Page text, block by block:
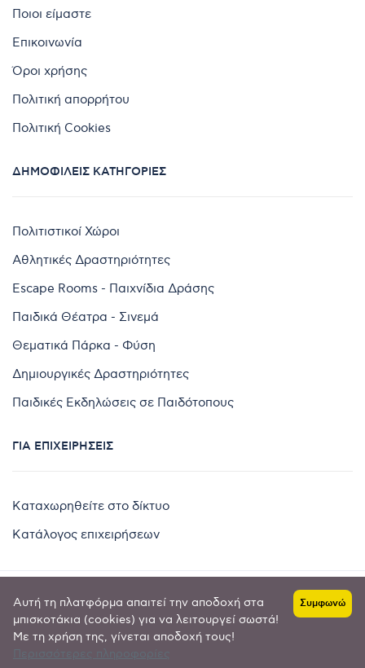
Ποιοι είμαστε
Επικοινωνία
Όροι χρήσης
Πολιτική απορρήτου
Πολιτική Cookies
ΔΗΜΟΦΙΛΕΊΣ ΚΑΤΗΓΟΡΊΕΣ
Πολιτιστικοί Χώροι
Αθλητικές Δραστηριότητες
Escape Rooms - Παιχνίδια Δράσης
Παιδικά Θέατρα - Σινεμά
Θεματικά Πάρκα - Φύση
Δημιουργικές Δραστηριότητες
Παιδικές Εκδηλώσεις σε Παιδότοπους
ΓΙΑ ΕΠΙΧΕΙΡΉΣΕΙΣ
Καταχωρηθείτε στο δίκτυο
Κατάλογος επιχειρήσεων
Copyright © 2024 by
Goldensites
Αυτή τη πλατφόρμα απαιτεί την αποδοχή στα
μπισκοτάκια (cookies) για να λειτουργεί σωστά!
Με τη χρήση της, γίνεται αποδοχή τους!
Συμφωνώ